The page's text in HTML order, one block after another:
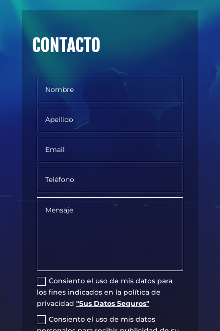
CONTACTO
Consiento el uso de mis datos para
los fines indicados en la política de
privacidad"Sus Datos Seguros"
Consiento el uso de mis datos